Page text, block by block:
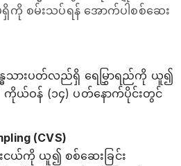
ရှိကို စမ်းသပ်ရန် အောက်ပါစစ်ဆေး
ေသားပတ်လည်ရှိ ရေမြွှာရည်ကို ယူ၍
ကိုယ်ဝန် (၁၄) ပတ်နောက်ပိုင်းတွင်
(CVS)
ငယ်ကို ယူ၍ စစ်ဆေးခြင်း